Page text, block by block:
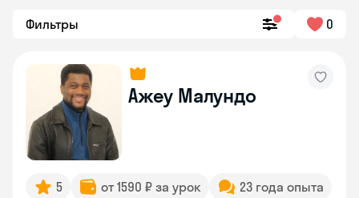
Фильтры 0
Ажеу Малундо
5 от 1590 ₽ за урок 23 года опыта
online